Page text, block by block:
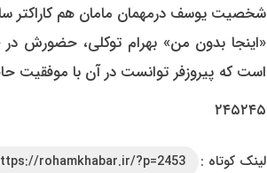
شخصیت یوسف درمهمان مامان هم کاراکتر
«اینجا بدون من» بهرام توکلی، حضورش
است که پیروزفر توانست در آن با موفقیت
۲۴۵۲۴۵
لینک کوتاه : rohamkhabar.ir/?p=2453